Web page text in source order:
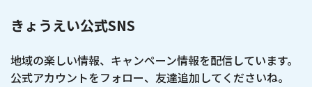
きょうえい公式SNS
地域の楽しい情報、キャンペーン情報を配信しています。
公式アカウントをフォロー、友達追加してくださいね。